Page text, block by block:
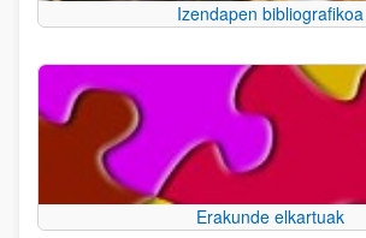
Izendapen bibliografikoa
Erakunde elkartuak